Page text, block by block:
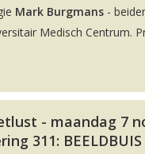
Mark Burgmans -
Medisch Centrum.
- maandag 7
311: BEELDBUIS